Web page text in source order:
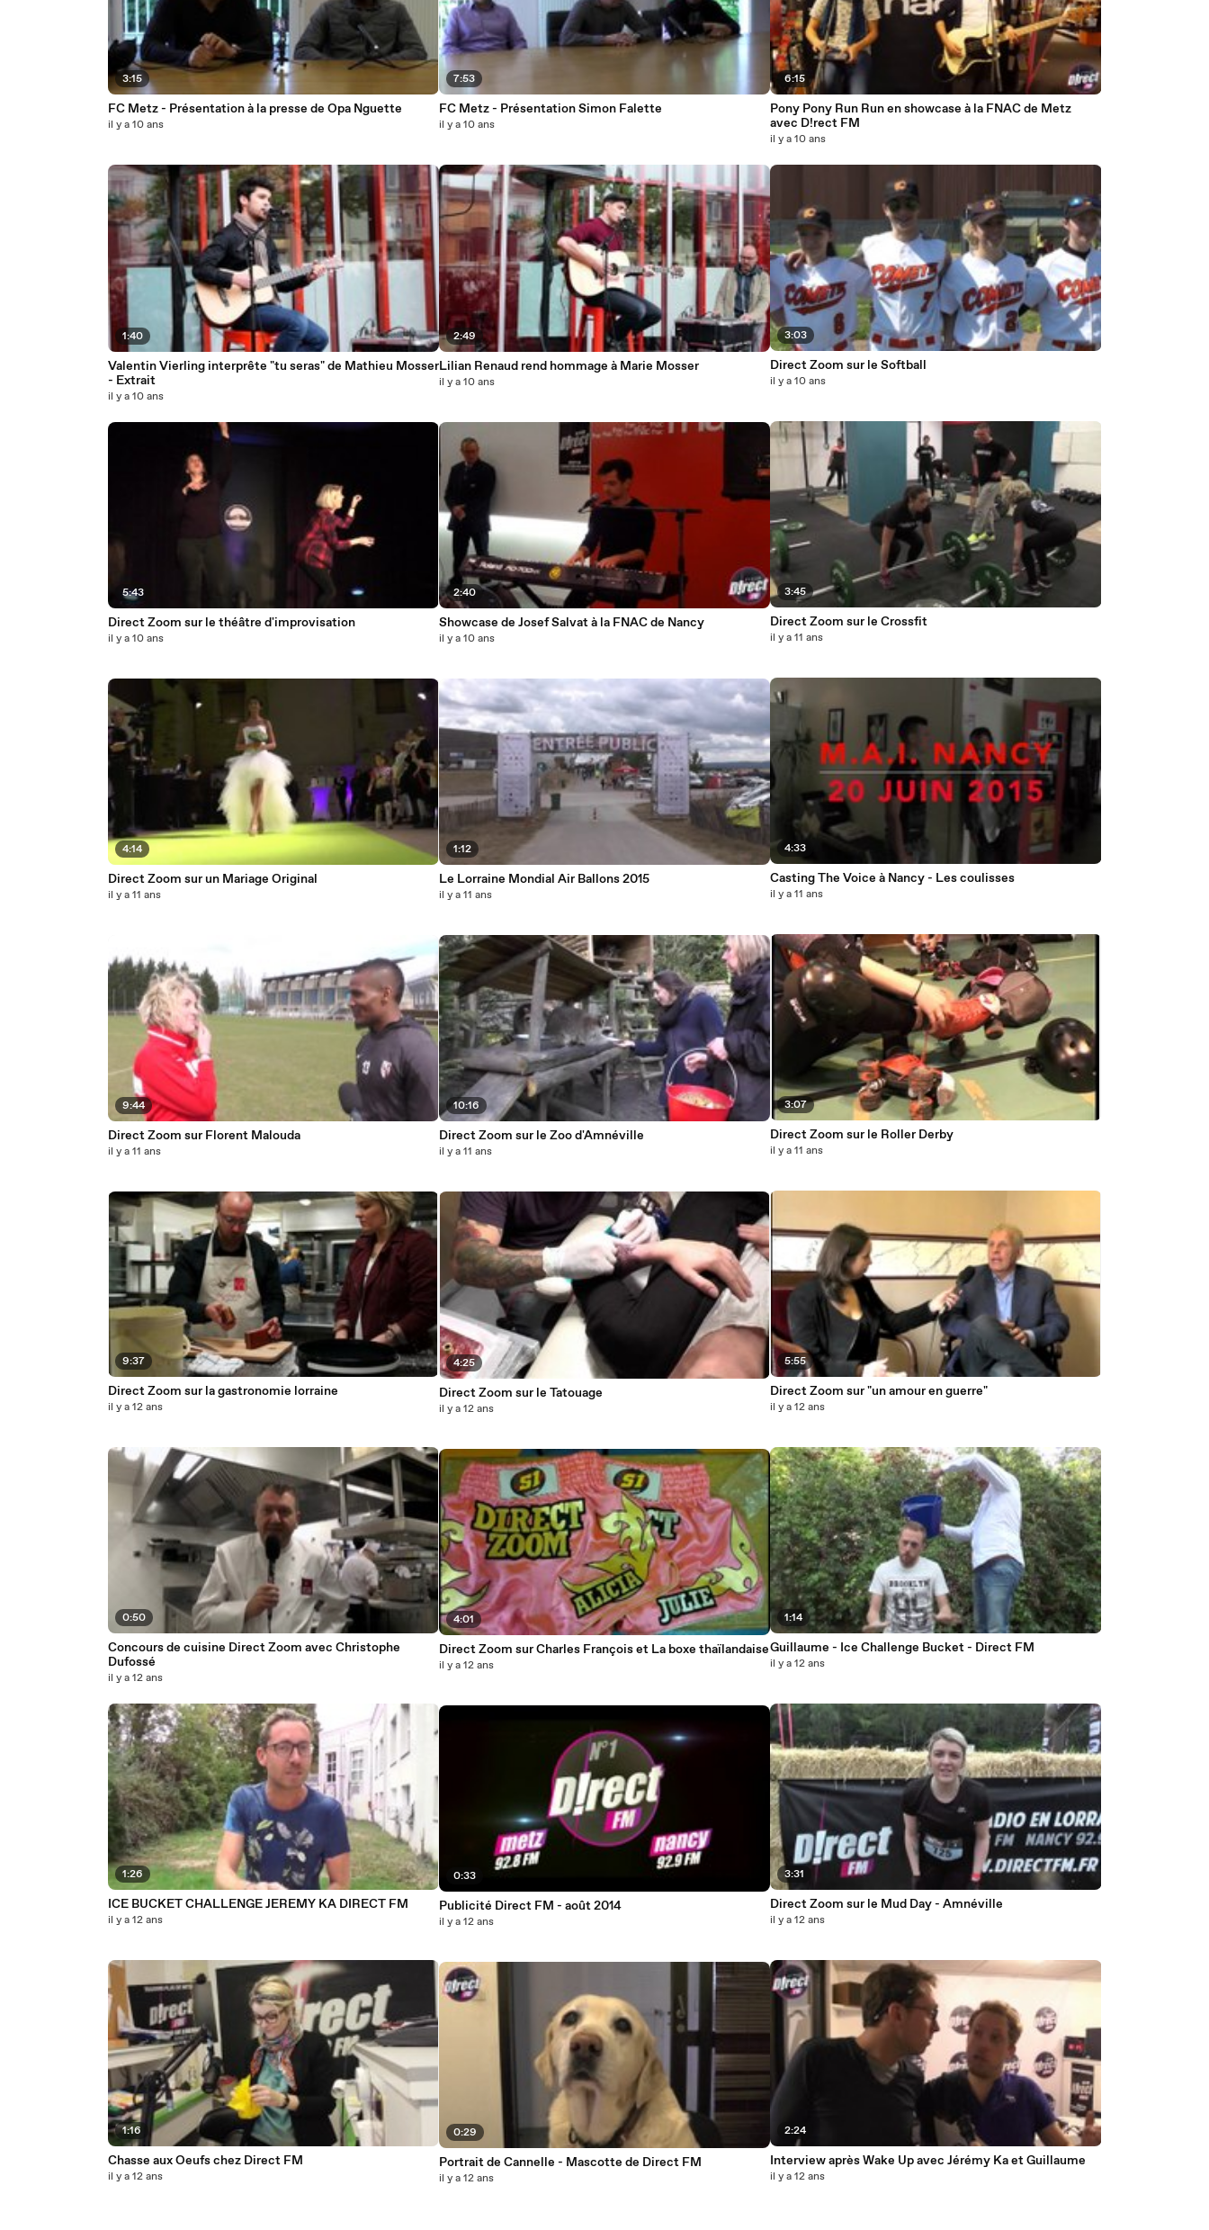
3:15
FC Metz - Présentation à la presse de Opa Nguette
il y a 10 ans
1:40
Valentin Vierling interprête "tu seras" de Mathieu Mosser
- Extrait
il y a 10 ans
5:43
Direct Zoom sur le théâtre d'improvisation
il y a 10 ans
4:14
Direct Zoom sur un Mariage Original
il y a 11 ans
9:44
Direct Zoom sur Florent Malouda
il y a 11 ans
9:37
Direct Zoom sur la gastronomie lorraine
il y a 12 ans
0:50
Concours de cuisine Direct Zoom avec Christophe
Dufossé
il y a 12 ans
1:26
ICE BUCKET CHALLENGE JEREMY KA DIRECT FM
il y a 12 ans
1:16
Chasse aux Oeufs chez Direct FM
il y a 12 ans
7:53
FC Metz - Présentation Simon Falette
il y a 10 ans
2:49
Lilian Renaud rend hommage à Marie Mosser
il y a 10 ans
2:40
Showcase de Josef Salvat à la FNAC de Nancy
il y a 10 ans
1:12
Le Lorraine Mondial Air Ballons 2015
il y a 11 ans
10:16
Direct Zoom sur le Zoo d'Amnéville
il y a 11 ans
4:25
Direct Zoom sur le Tatouage
il y a 12 ans
4:01
Direct Zoom sur Charles François et La boxe thaïlandaise
il y a 12 ans
0:33
Publicité Direct FM - août 2014
il y a 12 ans
0:29
Portrait de Cannelle - Mascotte de Direct FM
il y a 12 ans
6:15
Pony Pony Run Run en showcase à la FNAC de Metz
avec D!rect FM
il y a 10 ans
3:03
Direct Zoom sur le Softball
il y a 10 ans
3:45
Direct Zoom sur le Crossfit
il y a 11 ans
4:33
Casting The Voice à Nancy - Les coulisses
il y a 11 ans
3:07
Direct Zoom sur le Roller Derby
il y a 11 ans
5:55
Direct Zoom sur "un amour en guerre"
il y a 12 ans
1:14
Guillaume - Ice Challenge Bucket - Direct FM
il y a 12 ans
3:31
Direct Zoom sur le Mud Day - Amnéville
il y a 12 ans
2:24
Interview après Wake Up avec Jérémy Ka et Guillaume
il y a 12 ans